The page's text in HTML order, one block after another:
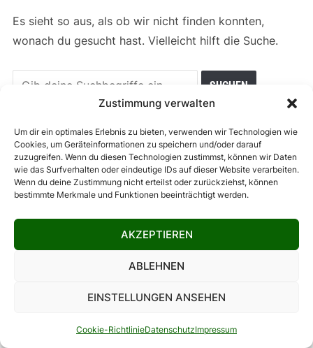
Zustimmung verwalten
Um dir ein optimales Erlebnis zu bieten, verwenden wir Technologien wie
Cookies, um Geräteinformationen zu speichern und/oder darauf
zuzugreifen. Wenn du diesen Technologien zustimmst, können wir Daten
wie das Surfverhalten oder eindeutige IDs auf dieser Website verarbeiten.
Wenn du deine Zustimmung nicht erteilst oder zurückziehst, können
bestimmte Merkmale und Funktionen beeinträchtigt werden.
AKZEPTIEREN
ABLEHNEN
EINSTELLUNGEN ANSEHEN
Cookie-RichtlinieDatenschutzImpressum
Es sieht so aus, als ob wir nicht finden konnten,
wonach du gesucht hast. Vielleicht hilft die Suche.
DATENSCHUTZ IMPRESSUM KONTAKT
NEWSLETTER
ARBEITE MIT MIR!
COOKIE-RICHTLINIE (EU)
COPYRIGHT © 2026 THEVEGANMONSTER.DE | PRÄSENTIERT VON
WORDPRESS.
FOODICA WORDPRESS-THEME VON